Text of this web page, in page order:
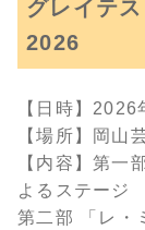
グレイテ
2026
【日時】
【場所】岡山
【内容】第一
よるステージ
第二部 「レ・